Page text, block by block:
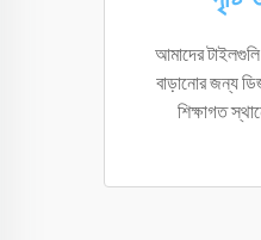
আমাদের
বাড়ানোর জন্য
শিক্ষাগত